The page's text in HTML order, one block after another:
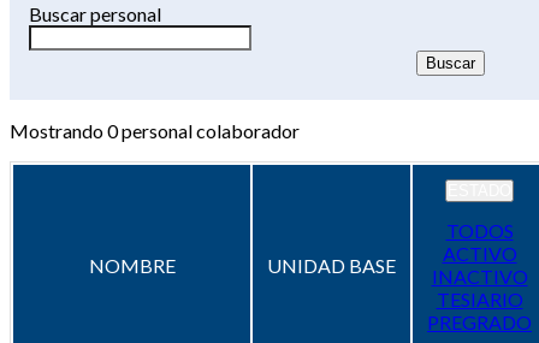
Buscar personal
Mostrando0personal colaborador
NOMBRE UNIDAD BASE
TODOS
ACTIVO
INACTIVO
TESIARIO
PREGRADO